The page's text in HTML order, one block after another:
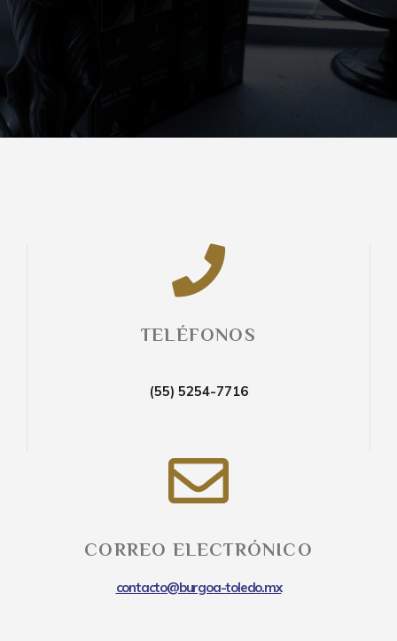
TELÉFONOS
(55) 5254-7716
CORREO ELECTRÓNICO
contacto@burgoa-toledo.mx